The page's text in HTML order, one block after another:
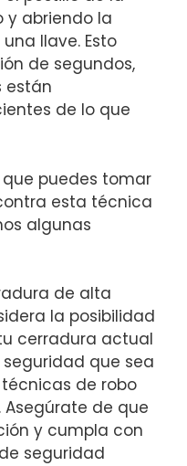
⁣y abriendo la
llave. Esto
de segundos,
están
de lo que
​puedes⁣ tomar⁢
esta técnica
algunas
de ‍alta
la⁢ posibilidad
cerradura actual⁤
que sea
de robo​
​de que
y cumpla con
seguridad